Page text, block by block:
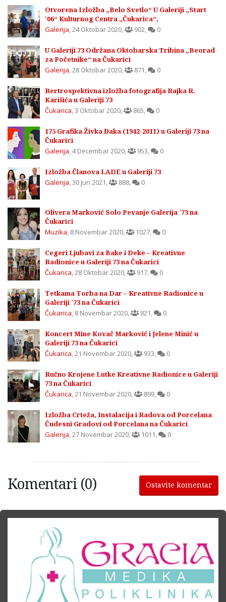
Otvorena Izložba „Belo Svetlo“ U Galeriji „Start
'06“ Kulturnog Centra „Čukarica“,
Galerija,24 Oktobar 2020, 902, 0
U Galeriji 73 Održana Oktobarska Tribina „Beorad
za Početnike“ na Čukarici
Galerija,28 Oktobar 2020, 871, 0
Rertrospektivna izložba fotografija Rajka R.
Karišića u Galeriji 73
Čukarica,3 Oktobar 2020, 865, 0
175 Grafika Živka Đaka (1942-2011) u Galeriji 73 na
Čukarici
Galerija,4 Decembar 2020, 953, 0
Izložba Članova LADE u Galeriji 73
Galerija,30 Jun 2021, 888, 0
Olivera Marković Solo Pevanje Galerija `73 na
Čukarici
Muzika, 8 Novembar 2020, 1027, 0
Cegeri Ljubavi za Bake i Deke – Kreativne
Radionice u Galeriji 73 na Čukarici
Čukarica,28 Oktobar 2020, 917, 0
Tetkama Torba na Dar – Kreativne Radionice u
Galeriji `73 na Čukarici
Čukarica, 8 Novembar 2020, 821, 0
Koncert Mine Kovač Marković i Jelene Minić u
Galeriji 73 na Čukarici
Čukarica,21 Novembar 2020, 933, 0
Ručno Krojene Lutke Kreativne Radionice u Galeriji
73 na Čukarici
Čukarica,21 Novembar 2020, 899, 0
Izložba Crteža, Instalacija i Radova od Porcelana
Čudesni Gradovi od Porcelana na Čukarici
Galerija,27 Novembar 2020, 1011, 0
Komentari (0) Ostavite komentar